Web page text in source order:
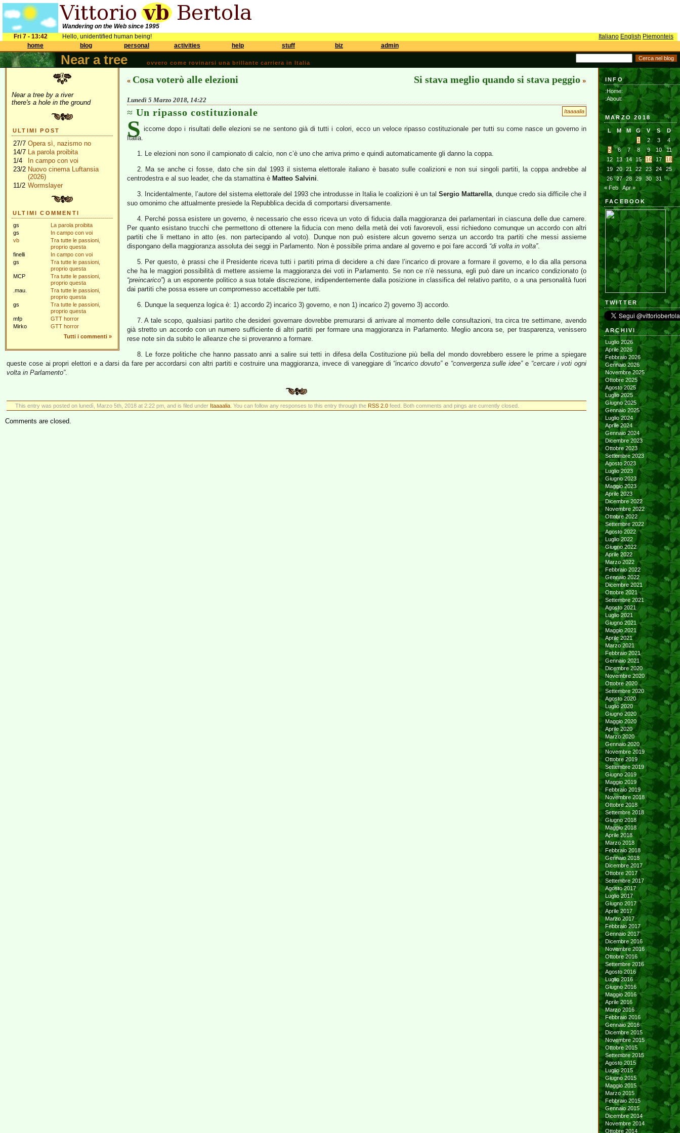
Wandering on the Web since 1995
Fri 7 - 13:42
Hello, unidentified human being! Italiano English Piemonteis
home
blog personal activities help stuff biz admin
Near a tree ovvero come rovinarsi una brillante carriera in Italia
Near a tree by a river
there's a hole in the ground
ULTIMI POST
27/7 Opera sì, nazismo no
14/7 La parola proibita
1/4
In campo con voi
23/2 Nuovo cinema Luftansia
(2026)
11/2 Wormslayer
ULTIMI COMMENTI
gs
La parola proibita
gs
In campo con voi
vb
Tra tutte le passioni,
proprio questa
finelli
In campo con voi
gs
Tra tutte le passioni,
proprio questa
MCP
Tra tutte le passioni,
proprio questa
.mau.
Tra tutte le passioni,
proprio questa
gs
Tra tutte le passioni,
proprio questa
mfp
GTT horror
Mirko
GTT horror
Tutti i commenti »
« Cosa voterò alle elezioni Si stava meglio quando si stava peggio »
Lunedì 5 Marzo 2018, 14:22
Itaaaalia
Un ripasso costituzionale
S iccome dopo i risultati delle elezioni se ne sentono già di tutti i colori, ecco un veloce ripasso costituzionale per tutti su come nasce un governo in
Italia.
1. Le elezioni non sono il campionato di calcio, non c’è uno che arriva primo e quindi automaticamente gli danno la coppa.
2. Ma se anche ci fosse, dato che sin dal 1993 il sistema elettorale italiano è basato sulle coalizioni e non sui singoli partiti, la coppa andrebbe al
centrodestra e al suo leader, che da stamattina è Matteo Salvini.
3. Incidentalmente, l’autore del sistema elettorale del 1993 che introdusse in Italia le coalizioni è un tal Sergio Mattarella, dunque credo sia difficile che il
suo omonimo che attualmente presiede la Repubblica decida di comportarsi diversamente.
4. Perché possa esistere un governo, è necessario che esso riceva un voto di fiducia dalla maggioranza dei parlamentari in ciascuna delle due camere.
Per quanto esistano trucchi che permettono di ottenere la fiducia con meno della metà dei voti favorevoli, essi richiedono comunque un accordo con altri
partiti che li mettano in atto (es. non partecipando al voto). Dunque non può esistere alcun governo senza un accordo tra partiti che messi assieme
dispongano della maggioranza assoluta dei seggi in Parlamento. Non è possibile prima andare al governo e poi fare accordi “di volta in volta”.
5. Per questo, è prassi che il Presidente riceva tutti i partiti prima di decidere a chi dare l’incarico di provare a formare il governo, e lo dia alla persona
che ha le maggiori possibilità di mettere assieme la maggioranza dei voti in Parlamento. Se non ce n’è nessuna, egli può dare un incarico condizionato (o
“preincarico”) a un esponente politico a sua totale discrezione, indipendentemente dalla posizione in classifica del relativo partito, o a una personalità fuori
dai partiti che possa essere un compromesso accettabile per tutti.
6. Dunque la sequenza logica è: 1) accordo 2) incarico 3) governo, e non 1) incarico 2) governo 3) accordo.
7. A tale scopo, qualsiasi partito che desideri governare dovrebbe premurarsi di arrivare al momento delle consultazioni, tra circa tre settimane, avendo
già stretto un accordo con un numero sufficiente di altri partiti per formare una maggioranza in Parlamento. Meglio ancora se, per trasparenza, venissero
rese note sin da subito le alleanze che si proveranno a formare.
8. Le forze politiche che hanno passato anni a salire sui tetti in difesa della Costituzione più bella del mondo dovrebbero essere le prime a spiegare
queste cose ai propri elettori e a darsi da fare per accordarsi con altri partiti e costruire una maggioranza, invece di vaneggiare di “incarico dovuto”e “convergenza sulle idee”e “cercare i voti ogni
volta in Parlamento”.
This entry was posted on lunedì, Marzo 5th, 2018 at 2:22 pm, and is filed under Itaaaalia. You can follow any responses to this entry through the RSS 2.0feed. Both comments and pings are currently closed.
Comments are closed.
INFO
:Home:
:About:
MARZO 2018
L M M G V S
D
1
2 3
4
5
6 7 8 9 10
11
12
13 14 15 16 17
18
19
20 21 22 23 24
25
26 27 28 29 30
31
« Feb
Apr »
FACEBOOK
TWITTER
ARCHIVI
Luglio 2026
Aprile 2026
Febbraio 2026
Gennaio 2026
Novembre 2025
Ottobre 2025
Agosto 2025
Luglio 2025
Giugno 2025
Gennaio 2025
Luglio 2024
Aprile 2024
Gennaio 2024
Dicembre 2023
Ottobre 2023
Settembre 2023
Agosto 2023
Luglio 2023
Giugno 2023
Maggio 2023
Aprile 2023
Dicembre 2022
Novembre 2022
Ottobre 2022
Settembre 2022
Agosto 2022
Luglio 2022
Giugno 2022
Aprile 2022
Marzo 2022
Febbraio 2022
Gennaio 2022
Dicembre 2021
Ottobre 2021
Settembre 2021
Agosto 2021
Luglio 2021
Giugno 2021
Maggio 2021
Aprile 2021
Marzo 2021
Febbraio 2021
Gennaio 2021
Dicembre 2020
Novembre 2020
Ottobre 2020
Settembre 2020
Agosto 2020
Luglio 2020
Giugno 2020
Maggio 2020
Aprile 2020
Marzo 2020
Gennaio 2020
Novembre 2019
Ottobre 2019
Settembre 2019
Giugno 2019
Maggio 2019
Febbraio 2019
Novembre 2018
Ottobre 2018
Settembre 2018
Giugno 2018
Maggio 2018
Aprile 2018
Marzo 2018
Febbraio 2018
Gennaio 2018
Dicembre 2017
Ottobre 2017
Settembre 2017
Agosto 2017
Luglio 2017
Giugno 2017
Aprile 2017
Marzo 2017
Febbraio 2017
Gennaio 2017
Dicembre 2016
Novembre 2016
Ottobre 2016
Settembre 2016
Agosto 2016
Luglio 2016
Giugno 2016
Maggio 2016
Aprile 2016
Marzo 2016
Febbraio 2016
Gennaio 2016
Dicembre 2015
Novembre 2015
Ottobre 2015
Settembre 2015
Agosto 2015
Luglio 2015
Giugno 2015
Maggio 2015
Marzo 2015
Febbraio 2015
Gennaio 2015
Dicembre 2014
Novembre 2014
Ottobre 2014